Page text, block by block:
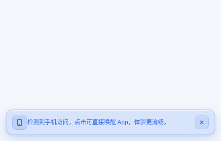
检测到手机访问，点击可直接唤醒 App，体验更流畅。